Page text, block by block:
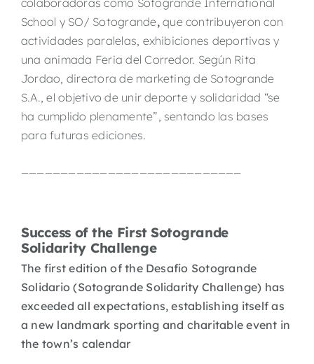
colaboradoras como Sotogrande International
School y SO/ Sotogrande,que contribuyeron con
actividades paralelas, exhibiciones deportivas y
una animada Feria del Corredor. Según Rita
Jordao, directora de marketing de Sotogrande
S.A., el objetivo de unir deporte y solidaridad “se
ha cumplido plenamente”, sentando las bases
para futuras ediciones.
Success of the First Sotogrande
Solidarity Challenge
The first edition of the Desafío Sotogrande
Solidario (Sotogrande Solidarity Challenge) has
exceeded all expectations, establishing itself as
a new landmark sporting and charitable event in
the town’s calendar